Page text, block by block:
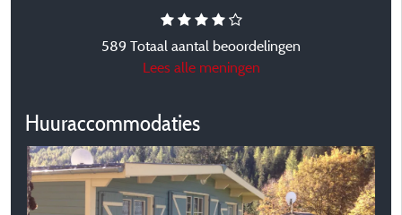
589 Totaal aantal beoordelingen
Lees alle meningen
Huuraccommodaties